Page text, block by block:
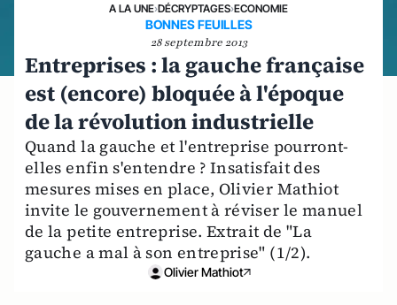
A LA UNE›DÉCRYPTAGES›ECONOMIE
BONNES FEUILLES
28 septembre 2013
Entreprises : la gauche française
est (encore) bloquée à l'époque
de la révolution industrielle
Quand la gauche et l'entreprise pourront-
elles enfin s'entendre ? Insatisfait des
mesures mises en place, Olivier Mathiot
invite le gouvernement à réviser le manuel
de la petite entreprise. Extrait de "La
gauche a mal à son entreprise" (1/2).
Olivier Mathiot